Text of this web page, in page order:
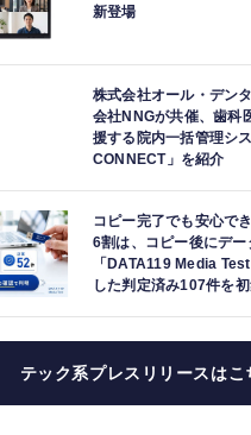
新登場
株式会社オール・デン
会社NNGが共催、歯科
援する院内一括管理シ
CONNECT」を紹介
コピー完了でも安心で
6割は、コピー後にデー
「DATA119 Media
した判定済み107件を
テック系プレスリリースはこ